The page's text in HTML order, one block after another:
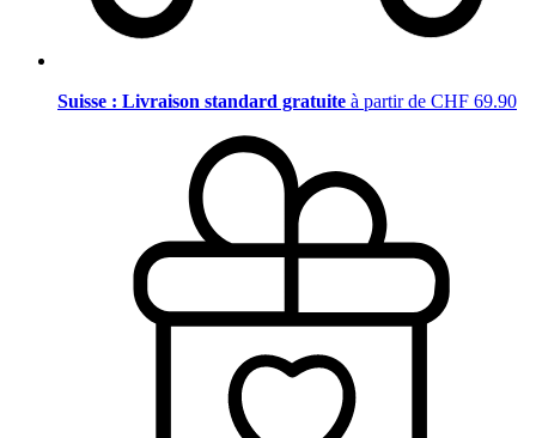
Suisse : Livraison standard gratuite à partir de CHF 69.90